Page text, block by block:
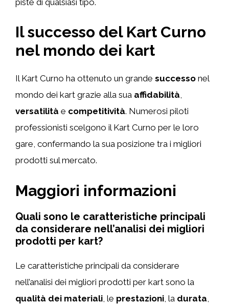
Il successo del Kart Curno
nel mondo dei kart
Il Kart Curno ha ottenuto un grande successo nel
mondo dei kart grazie alla sua affidabilità,
versatilità e competitività. Numerosi piloti
professionisti scelgono il Kart Curno per le loro
gare, confermando la sua posizione tra i migliori
prodotti sul mercato.
Maggiori informazioni
Quali sono le caratteristiche principali
da considerare nell’analisi dei migliori
prodotti per kart?
Le caratteristiche principali da considerare
nell’analisi dei migliori prodotti per kart sono la
qualità dei materiali , le prestazioni , la durata